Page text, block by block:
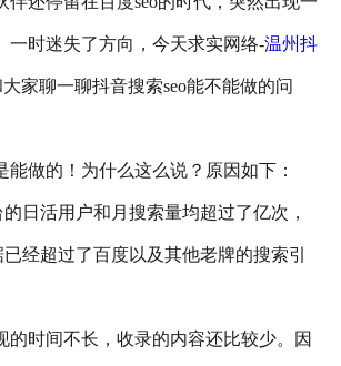
一时迷失了方向，今天求实网络-温州抖
家聊一聊抖音搜索seo能不能做的问
能做的！为什么这么说？原因如下：
日活用户和月搜索量均超过了亿次，
经超过了百度以及其他老牌的搜索引
的时间不长，收录的内容还比较少。因